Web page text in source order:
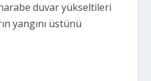
duvar yükseltileri
yangını üstünü